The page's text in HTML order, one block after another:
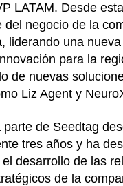
LATAM. Desde
del negocio de la
liderando una
para la
de nuevas
Liz Agent y
parte de Seedtag
tres años y ha
desarrollo de las
de la